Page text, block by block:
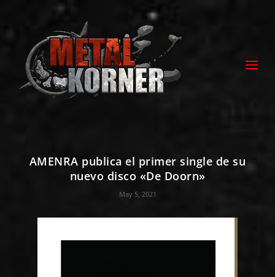
AMENRA publica el primer single de su
nuevo disco «De Doorn»
May 5, 2021